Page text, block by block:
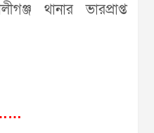
থানার ভারপ্রাপ্ত